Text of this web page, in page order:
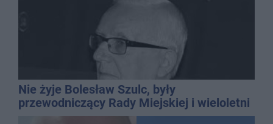
Nie żyje Bolesław Szulc, były
przewodniczący Rady Miejskiej i wieloletni
dyrektor SP 14